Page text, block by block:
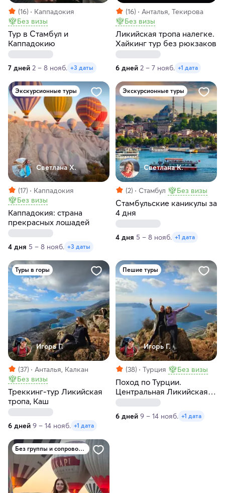
(16)
Каппадокия
Без визы
Тур в Стамбул и
Каппадокию
7 дней 2 – 8 нояб. +3 даты
(16)
Анталья, Текирова
Без визы
Ликийская тропа налегке.
Хайкинг тур без рюкзаков
6 дней 2 – 7 нояб. +1 дата
Экскурсионные туры
Светлана Х.
(17)
Каппадокия
Без визы
Каппадокия: страна
прекрасных лошадей
4 дня 5 – 8 нояб. +3 даты
Экскурсионные туры
Светлана К.
(2) Стамбул Без визы
Стамбульские каникулы за
4 дня
4 дня 5 – 8 нояб. +1 дата
Туры в горы
Игорь Г.
(37)
Анталья, Калкан
Без визы
Треккинг-тур Ликийская
тропа, Каш
6 дней 9 – 14 нояб. +1 дата
Пешие туры
Игорь Г.
(38) Турция Без визы
Поход по Турции.
Центральная Ликийская
тропа налегке
6 дней 9 – 14 нояб. +1 дата
Без группы и сопровождения